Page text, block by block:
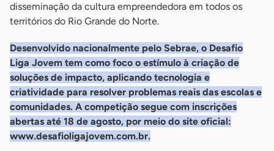
disseminação da cultura empreendedora em todos os
territórios do Rio Grande do Norte.
Desenvolvido nacionalmente pelo Sebrae, o Desafio
Liga Jovem tem como foco o estímulo à criação de
soluções de impacto, aplicando tecnologia e
criatividade para resolver problemas reais das escolas e
comunidades. A competição segue com inscrições
abertas até 18 de agosto, por meio do site oficial:
www.desafioligajovem.com.br.